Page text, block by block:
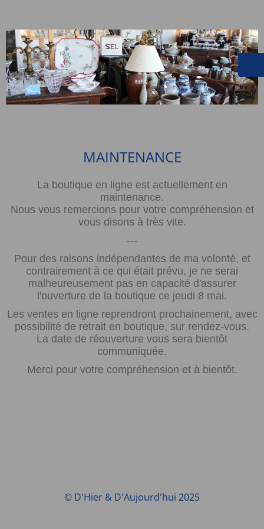
MAINTENANCE
La boutique en ligne est actuellement en
maintenance.
Nous vous remercions pour votre compréhension et
vous disons à très vite.
---
Pour des raisons indépendantes de ma volonté, et
contrairement à ce qui était prévu, je ne serai
malheureusement pas en capacité d'assurer
l'ouverture de la boutique ce jeudi 8 mai.
Les ventes en ligne reprendront prochainement, avec
possibilité de retrait en boutique, sur rendez-vous.
La date de réouverture vous sera bientôt
communiquée.
Merci pour votre compréhension et à bientôt.
© D'Hier & D'Aujourd'hui 2025